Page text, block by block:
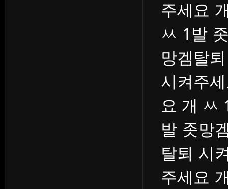
주세요
ㅆ 1발
망겜탈
시켜주
요 개 ㅆ
발 좃망
탈퇴 시
주세요